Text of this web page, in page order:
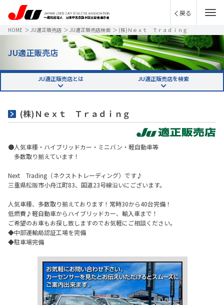
戻る
HOME ＞ JU適正販売店 ＞ JU適正販売店検索 ＞ (株)Ｎｅｘｔ Ｔｒａｄｉｎｇ
JU適正販売店
JU適正販売店とは JU適正販売店を検索
(株)Ｎｅｘｔ Ｔｒａｄｉｎｇ
●人気車種・ハイブリッドカー・ミニバン・軽自動車等
多数取り揃えています！
Next Trading（ネクストトレーディング）です♪
三重県松阪市小舟江町83、国道23号線沿いにございます。
人気車種、多数取り揃えております！常時30から40台完備！
低燃費♪軽自動車からハイブリッドカー、輸入車まで！
ご希望のお車もお探し致しますのでお気軽にご相談ください。
◆中部運輸局認証工場を完備
◆駐車場完備